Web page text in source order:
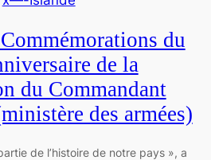
du
de la
du Commandant
des armées)
de l’histoire de notre pays », a